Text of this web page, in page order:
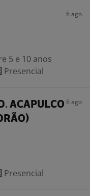
6 ago
5 e 10 anos
Presencial
ACAPULCO 6 ago
Presencial